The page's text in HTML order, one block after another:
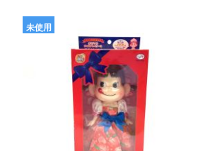
未使用